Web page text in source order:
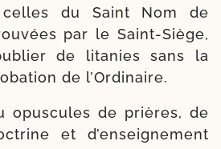
du Saint Nom de
par le Saint-​Siège,
de lita­nies sans la
de l’Ordinaire.
opus­cules de prières, de
et d’enseignement